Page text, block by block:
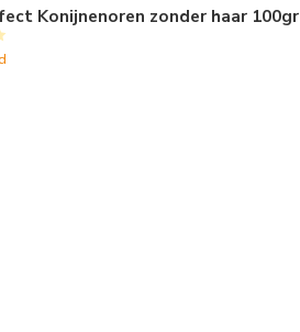
Konijnenoren zonder haar 100gr